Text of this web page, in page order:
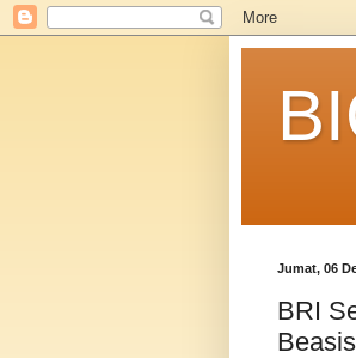
Jumat, 06
BRI